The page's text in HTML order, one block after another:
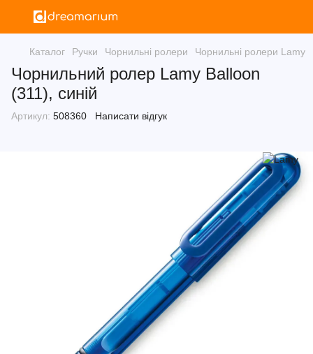
Каталог Ручки Чорнильні ролери Чорнильні ролери Lamy
Чорнильний ролер Lamy Balloon
(311), синій
Артикул: 508360 Написати відгук